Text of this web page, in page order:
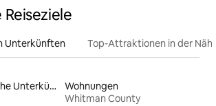
Unterkünften Top-Attraktionen in der
Familienfreundliche Unterkünfte
Wohnungen
Whitman County